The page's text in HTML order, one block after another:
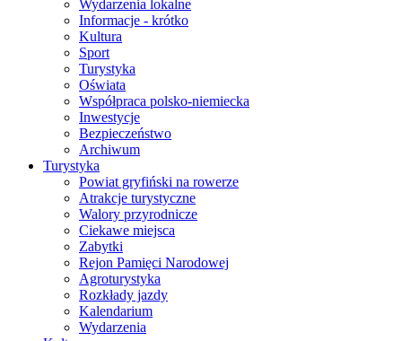
Wydarzenia lokalne
Informacje - krótko
Kultura
Sport
Turystyka
Oświata
Współpraca polsko-niemiecka
Inwestycje
Bezpieczeństwo
Archiwum
Turystyka
Powiat gryfiński na rowerze
Atrakcje turystyczne
Walory przyrodnicze
Ciekawe miejsca
Zabytki
Rejon Pamięci Narodowej
Agroturystyka
Rozkłady jazdy
Kalendarium
Wydarzenia